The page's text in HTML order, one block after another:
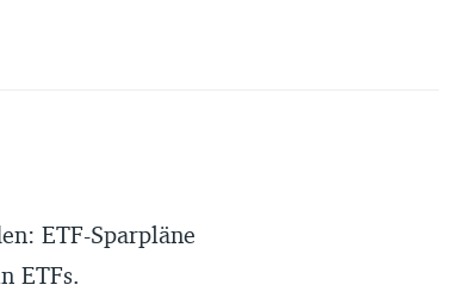
ETF-Sparpläne
ETFs.